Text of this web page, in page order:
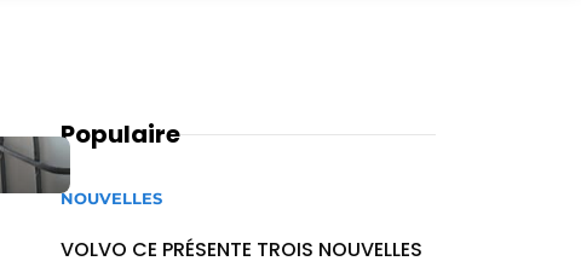
Populaire
NOUVELLES
VOLVO CE PRÉSENTE TROIS NOUVELLES